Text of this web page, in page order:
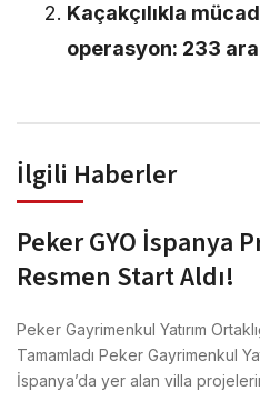
Kaçakçılıkla
operasyon: 233
İlgili Haberler
Peker GYO İspanya
Resmen Start Aldı!
Peker Gayrimenkul Yatırım
Tamamladı Peker Gayrimenkul
İspanya’da yer alan villa